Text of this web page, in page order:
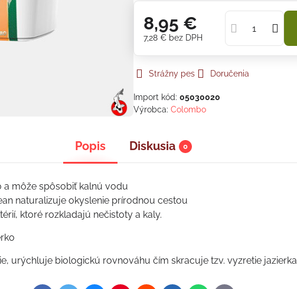
8,95 €
7,28 € bez DPH
Strážny pes Doručenia
Import kód:05030020
Výrobca:Colombo
Popis Diskusia 0
a môže spôsobiť kalnú vodu
naturalizuje okyslenie prírodnou cestou
ktoré rozkladajú nečistoty a kaly.
urýchluje biologickú rovnováhu čím skracuje tzv. vyzretie jazierka